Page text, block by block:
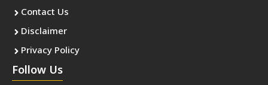
Contact Us
Disclaimer
Privacy Policy
Follow Us